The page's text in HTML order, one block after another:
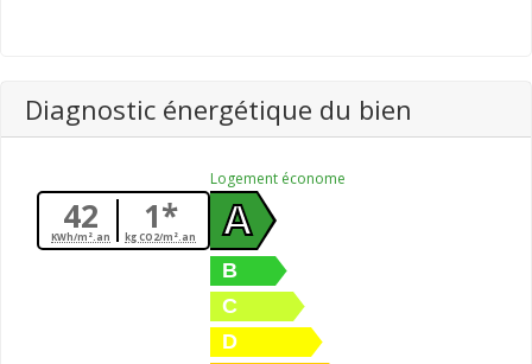
Diagnostic énergétique du bien
42
KWh/m².an 1*
kg CO2/m².an
Logement économe
A
B
C
D